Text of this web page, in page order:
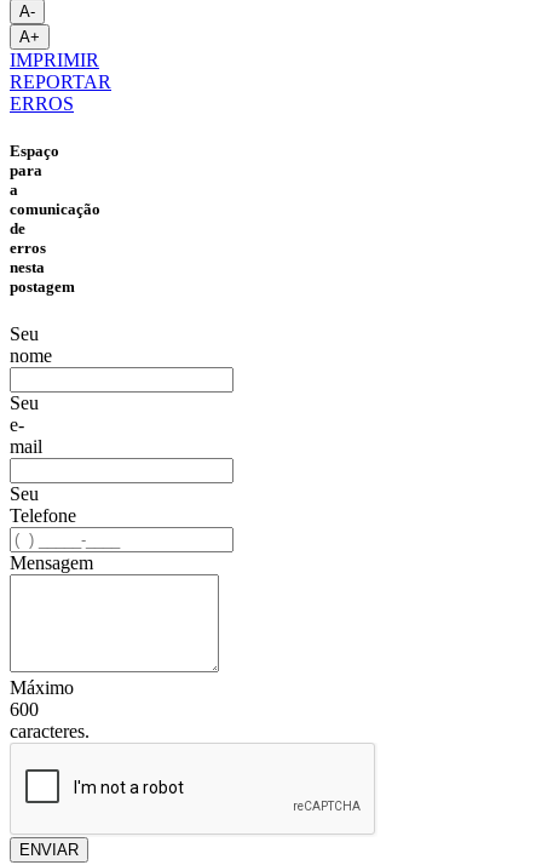
A-
A+
IMPRIMIR
REPORTAR
ERROS
Espaço
para
a
comunicação
de
erros
nesta
postagem
Seu
nome
Seu
e-
mail
Seu
Telefone
Mensagem
Máximo
600
caracteres.
ENVIAR